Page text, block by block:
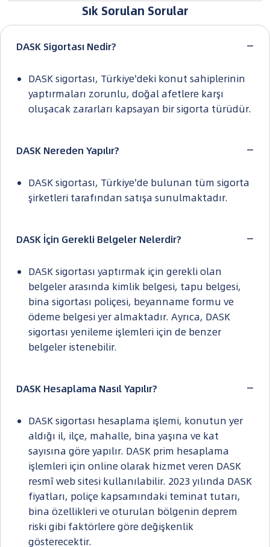
Sık Sorulan Sorular
DASK Sigortası Nedir?
DASK sigortası, Türkiye'deki konut sahiplerinin
yaptırmaları zorunlu, doğal afetlere karşı
oluşacak zararları kapsayan bir sigorta türüdür.
DASK Nereden Yapılır?
DASK sigortası, Türkiye'de bulunan tüm sigorta
şirketleri tarafından satışa sunulmaktadır.
DASK İçin Gerekli Belgeler Nelerdir?
DASK sigortası yaptırmak için gerekli olan
belgeler arasında kimlik belgesi, tapu belgesi,
bina sigortası poliçesi, beyanname formu ve
ödeme belgesi yer almaktadır. Ayrıca, DASK
sigortası yenileme işlemleri için de benzer
belgeler istenebilir.
DASK Hesaplama Nasıl Yapılır?
DASK sigortası hesaplama işlemi, konutun yer
aldığı il, ilçe, mahalle, bina yaşına ve kat
sayısına göre yapılır. DASK prim hesaplama
işlemleri için online olarak hizmet veren DASK
resmî web sitesi kullanılabilir. 2023 yılında DASK
fiyatları, poliçe kapsamındaki teminat tutarı,
bina özellikleri ve oturulan bölgenin deprem
riski gibi faktörlere göre değişkenlik
gösterecektir.